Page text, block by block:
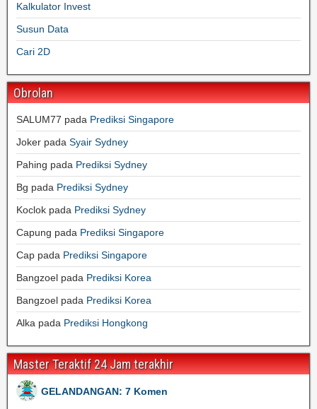
Kalkulator Invest
Susun Data
Cari 2D
Obrolan
SALUM77 pada Prediksi Singapore
Joker pada Syair Sydney
Pahing pada Prediksi Sydney
Bg pada Prediksi Sydney
Koclok pada Prediksi Sydney
Capung pada Prediksi Singapore
Cap pada Prediksi Singapore
Bangzoel pada Prediksi Korea
Bangzoel pada Prediksi Korea
Alka pada Prediksi Hongkong
Master Teraktif 24 Jam terakhir
GELANDANGAN: 7 Komen